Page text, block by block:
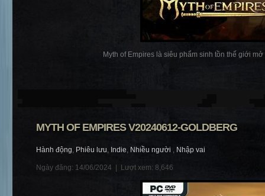
Myth of Empires là siêu phẩm sinh tồn thế giới
MYTH OF EMPIRES V20240612-GOLDBERG
Hành động, Phiêu lưu, Indie, Nhiều người , Nhập vai
Ngày đăng: 14/06/2024 | Lượt xem: 8,646